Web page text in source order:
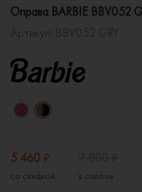
Оправа BARBIE BBV052
5 460 ₽
со скидкой в салоне